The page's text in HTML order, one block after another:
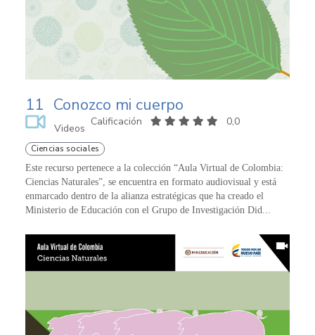
11 Conozco mi cuerpo
Videos
Calificación 0,0
Ciencias sociales
Este recurso pertenece a la colección “Aula Virtual de Colombia:
Ciencias Naturales”, se encuentra en formato audiovisual y está
enmarcado dentro de la alianza estratégicas que ha creado el
Ministerio de Educación con el Grupo de Investigación Did...